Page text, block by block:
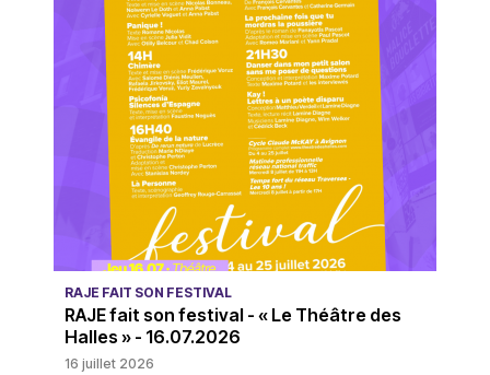
RAJE FAIT SON FESTIVAL
RAJE fait son festival - « Le Théâtre des
Halles » - 16.07.2026
16 juillet 2026